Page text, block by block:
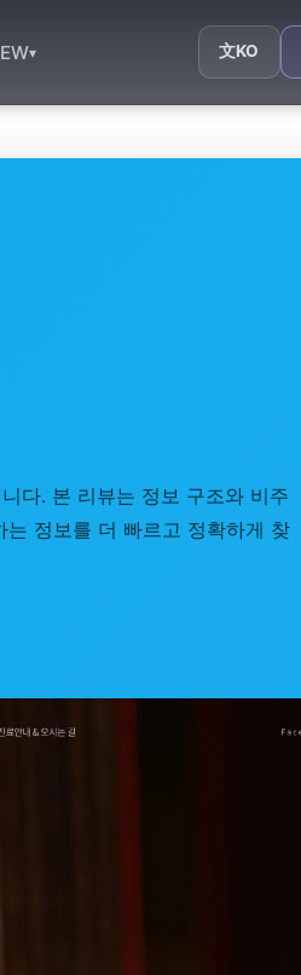
▾ 文KO
다. 본 리뷰는 정보 구조와 비주
정보를 더 빠르고 정확하게 찾